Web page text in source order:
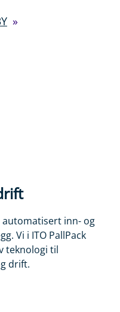
automatisert inn- og
Vi i ITO PallPack
teknologi til
drift.